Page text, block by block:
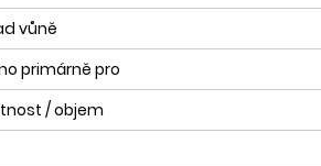
vůně
primárně pro
/ objem